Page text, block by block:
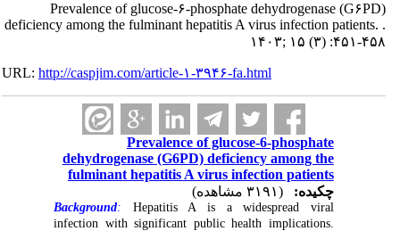
Prevalence of glucose-۶-phosphate dehydrogenase (G۶PD)
deficiency among the fulminant hepatitis A virus infection patients. .
۱۴۰۳; ۱۵ (۳) :۴۵۱-۴۵۸
URL:http://caspjim.com/article-۱-۳۹۴۶-fa.html
Prevalence of glucose-6-phosphate
dehydrogenase (G6PD) deficiency among the
fulminant hepatitis A virus infection patients
چکیده:
Background
Hepatitis A is a widespread viral
infection with significant public health implications.